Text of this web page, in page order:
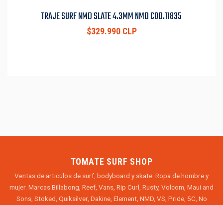
TRAJE SURF NMD SLATE 4.3MM NMD COD.11835
$329.990 CLP
TOMATE SURF SHOP
Ventas de articulos de surf, bodyboard y skate. Ropa de hombre y
mujer. Marcas Billabong, Reef, Vans, Rip Curl, Rusty, Volcom, Maui and
Sons, Stoked, Quiksilver, Dakine, Element, NMD, VS, Pride, 5C, No